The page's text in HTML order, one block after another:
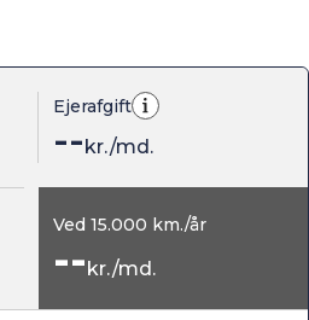
Ejerafgift
--kr./md.
Ved 15.000 km./år
--kr./md.